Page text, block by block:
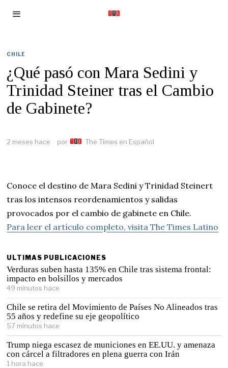
CHILE
¿Qué pasó con Mara Sedini y
Trinidad Steiner tras el Cambio
de Gabinete?
2 meses hace por The Times en Español
Conoce el destino de Mara Sedini y Trinidad Steinert
tras los intensos reordenamientos y salidas
provocados por el cambio de gabinete en Chile.
Para leer el artículo completo, visita The Times Latino
ULTIMAS PUBLICACIONES
Verduras suben hasta 135% en Chile tras sistema frontal:
impacto en bolsillos y mercados
49 minutos hace
Chile se retira del Movimiento de Países No Alineados tras
55 años y redefine su eje geopolítico
57 minutos hace
Trump niega escasez de municiones en EE.UU. y amenaza
con cárcel a filtradores en plena guerra con Irán
1 hora hace